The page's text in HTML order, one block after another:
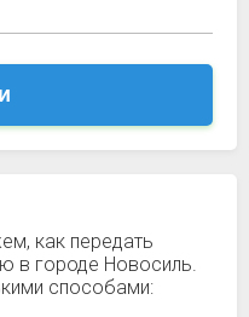
как передать
в городе Новосиль.
способами: